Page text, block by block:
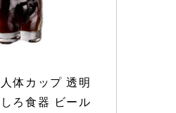
体カップ 透明
ろ食器 ビール